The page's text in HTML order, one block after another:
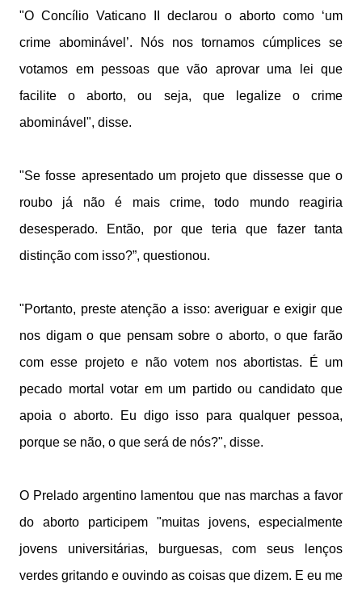
"O Concílio Vaticano II declarou o aborto como ‘um
crime abominável’. Nós nos tornamos cúmplices se
votamos em pessoas que vão aprovar uma lei que
facilite o aborto, ou seja, que legalize o crime
abominável", disse.
"Se fosse apresentado um projeto que dissesse que o
roubo já não é mais crime, todo mundo reagiria
desesperado. Então, por que teria que fazer tanta
distinção com isso?”, questionou.
"Portanto, preste atenção a isso: averiguar e exigir que
nos digam o que pensam sobre o aborto, o que farão
com esse projeto e não votem nos abortistas. É um
pecado mortal votar em um partido ou candidato que
apoia o aborto. Eu digo isso para qualquer pessoa,
porque se não, o que será de nós?", disse.
O Prelado argentino lamentou que nas marchas a favor
do aborto participem "muitas jovens, especialmente
jovens universitárias, burguesas, com seus lenços
verdes gritando e ouvindo as coisas que dizem. E eu me